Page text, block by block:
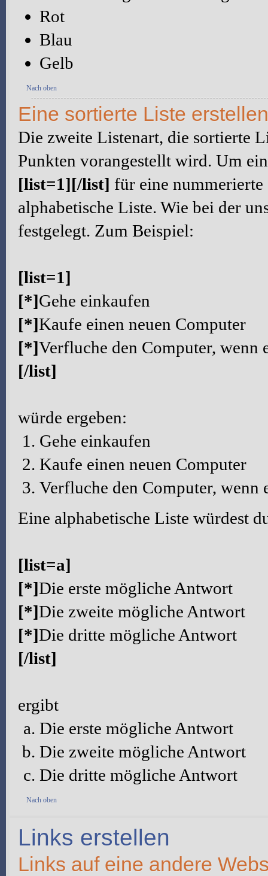
Rot
Blau
Gelb
Nach oben
Eine sortierte Liste erstellen
Die zweite Listenart, die sortierte
Punkten vorangestellt wird. Um
[list=1][/list] für eine
alphabetische Liste. Wie bei der
festgelegt. Zum Beispiel:
[list=1]
[*]Gehe einkaufen
[*]Kaufe einen neuen Computer
[*]Verfluche den Computer, wenn
[/list]
würde ergeben:
Gehe einkaufen
Kaufe einen neuen Computer
Verfluche den Computer, wenn
Eine alphabetische Liste würdest
[list=a]
[*]Die erste mögliche Antwort
[*]Die zweite mögliche Antwort
[*]Die dritte mögliche Antwort
[/list]
ergibt
Die erste mögliche Antwort
Die zweite mögliche Antwort
Die dritte mögliche Antwort
Nach oben
Links erstellen
Links auf eine andere